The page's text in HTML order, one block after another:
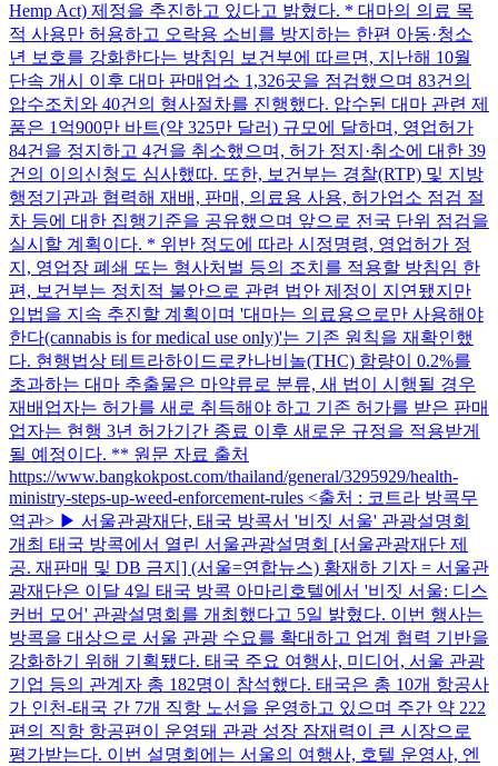
Hemp Act) 제정을 추진하고 있다고 밝혔다. * 대마의 의료 목
적 사용만 허용하고 오락용 소비를 방지하는 한편 아동·청소
년 보호를 강화한다는 방침임 보건부에 따르면, 지난해 10월
단속 개시 이후 대마 판매업소 1,326곳을 점검했으며 83건의
압수조치와 40건의 형사절차를 진행했다. 압수된 대마 관련 제
품은 1억900만 바트(약 325만 달러) 규모에 달하며, 영업허가
84건을 정지하고 4건을 취소했으며, 허가 정지·취소에 대한 39
건의 이의신청도 심사했따. 또한, 보건부는 경찰(RTP) 및 지방
행정기관과 협력해 재배, 판매, 의료용 사용, 허가업소 점검 절
차 등에 대한 집행기준을 공유했으며 앞으로 전국 단위 점검을
실시할 계획이다. * 위반 정도에 따라 시정명령, 영업허가 정
지, 영업장 폐쇄 또는 형사처벌 등의 조치를 적용할 방침임 한
편, 보건부는 정치적 불안으로 관련 법안 제정이 지연됐지만
입법을 지속 추진할 계획이며 '대마는 의료용으로만 사용해야
한다(cannabis is for medical use only)'는 기존 원칙을 재확인했
다. 현행법상 테트라하이드로칸나비놀(THC) 함량이 0.2%를
초과하는 대마 추출물은 마약류로 분류, 새 법이 시행될 경우
재배업자는 허가를 새로 취득해야 하고 기존 허가를 받은 판매
업자는 현행 3년 허가기간 종료 이후 새로운 규정을 적용받게
될 예정이다. ** 원문 자료 출처
https://www.bangkokpost.com/thailand/general/3295929/health-
ministry-steps-up-weed-enforcement-rules <출처 : 코트라 방콕무
역관> ▶ 서울관광재단, 태국 방콕서 '비짓 서울' 관광설명회
개최 태국 방콕에서 열린 서울관광설명회 [서울관광재단 제
공. 재판매 및 DB 금지] (서울=연합뉴스) 황재하 기자 = 서울관
광재단은 이달 4일 태국 방콕 아마리호텔에서 '비짓 서울: 디스
커버 모어' 관광설명회를 개최했다고 5일 밝혔다. 이번 행사는
방콕을 대상으로 서울 관광 수요를 확대하고 업계 협력 기반을
강화하기 위해 기획됐다. 태국 주요 여행사, 미디어, 서울 관광
기업 등의 관계자 총 182명이 참석했다. 태국은 총 10개 항공사
가 인천-태국 간 7개 직항 노선을 운영하고 있으며 주간 약 222
편의 직항 항공편이 운영돼 관광 성장 잠재력이 큰 시장으로
평가받는다. 이번 설명회에는 서울의 여행사, 호텔 운영사, 엔